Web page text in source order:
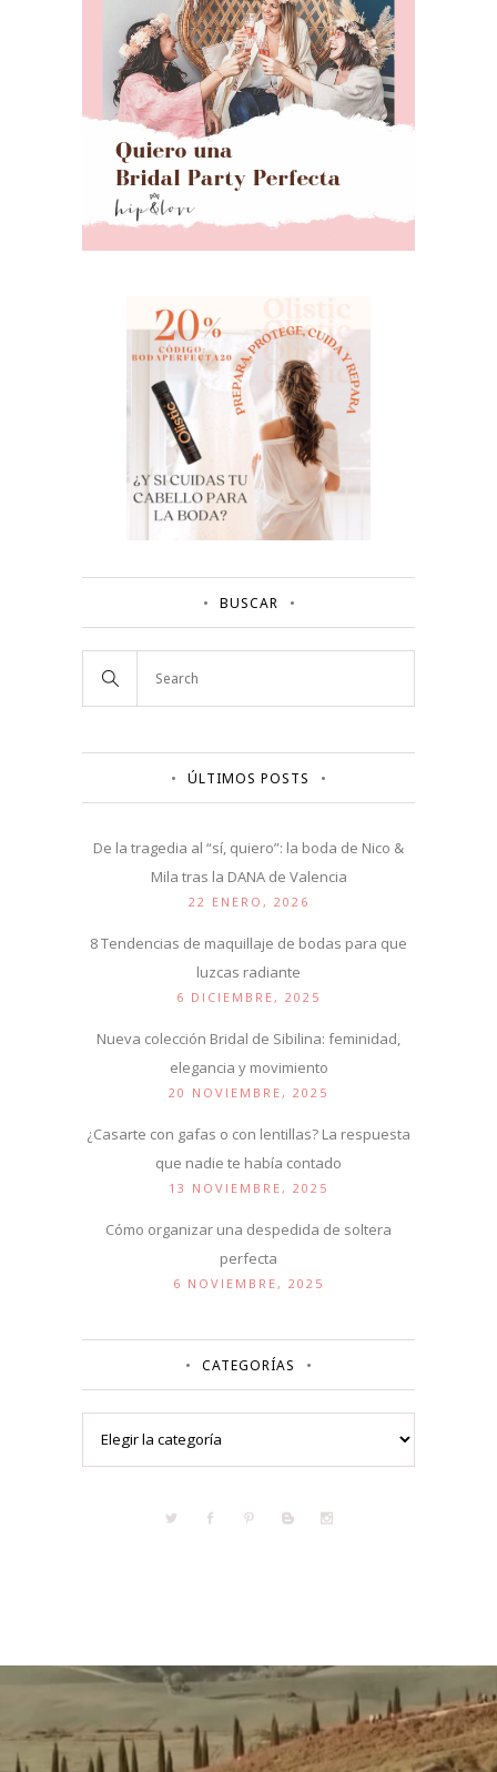
BUSCAR
ÚLTIMOS POSTS
De la tragedia al “sí, quiero”: la boda de Nico &
Mila tras la DANA de Valencia
22 ENERO, 2026
8 Tendencias de maquillaje de bodas para que
luzcas radiante
6 DICIEMBRE, 2025
Nueva colección Bridal de Sibilina: feminidad,
elegancia y movimiento
20 NOVIEMBRE, 2025
¿Casarte con gafas o con lentillas? La respuesta
que nadie te había contado
13 NOVIEMBRE, 2025
Cómo organizar una despedida de soltera
perfecta
6 NOVIEMBRE, 2025
CATEGORÍAS